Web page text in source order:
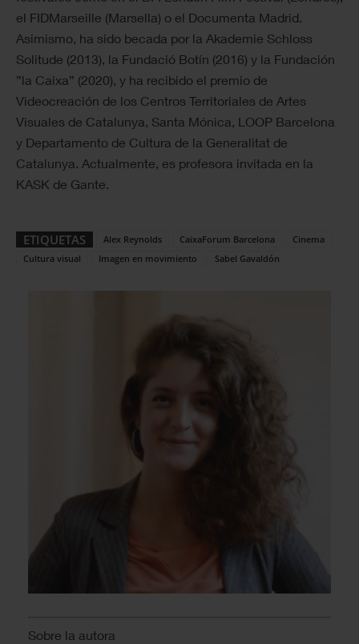
el FIDMarseille (Marsella) o el Documenta Madrid.
Asimismo, ha sido becada por la Akademie Schloss
Solitude (2013), la Fundació Botín (2016) y la Fundación
”la Caixa” (2020), y ha recibido el premio de
Videocreación de los Centros Territoriales de Artes
Visuales de Catalunya, Santa Mónica, LOOP Barcelona
y Departamento de Cultura de la Generalitat de
Catalunya. Actualmente, es profesora invitada en la
KASK de Gante.
ETIQUETAS Alex Reynolds CaixaForum Barcelona
Cinema
Cultura visual
Imagen en movimiento Sabel Gavaldón
Sobre la autora